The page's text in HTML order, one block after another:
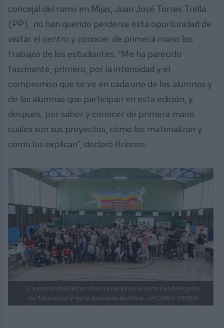
concejal del ramo en Mijas, Juan José Torres Trella
(PP), no han querido perderse esta oportunidad de
visitar el centro y conocer de primera mano los
trabajos de los estudiantes. “Me ha parecido
fascinante, primero, por la intensidad y el
compromiso que se ve en cada uno de los alumnos y
de las alumnas que participan en esta edición, y
después, por saber y conocer de primera mano
cuáles son sus proyectos, cómo los materializan y
cómo los explican”, declaró Briones.
La comunidad educativa ha recibido la visita del delegado
de Educación y de la alcaldesa de Mijas. JACOBO PEREA.